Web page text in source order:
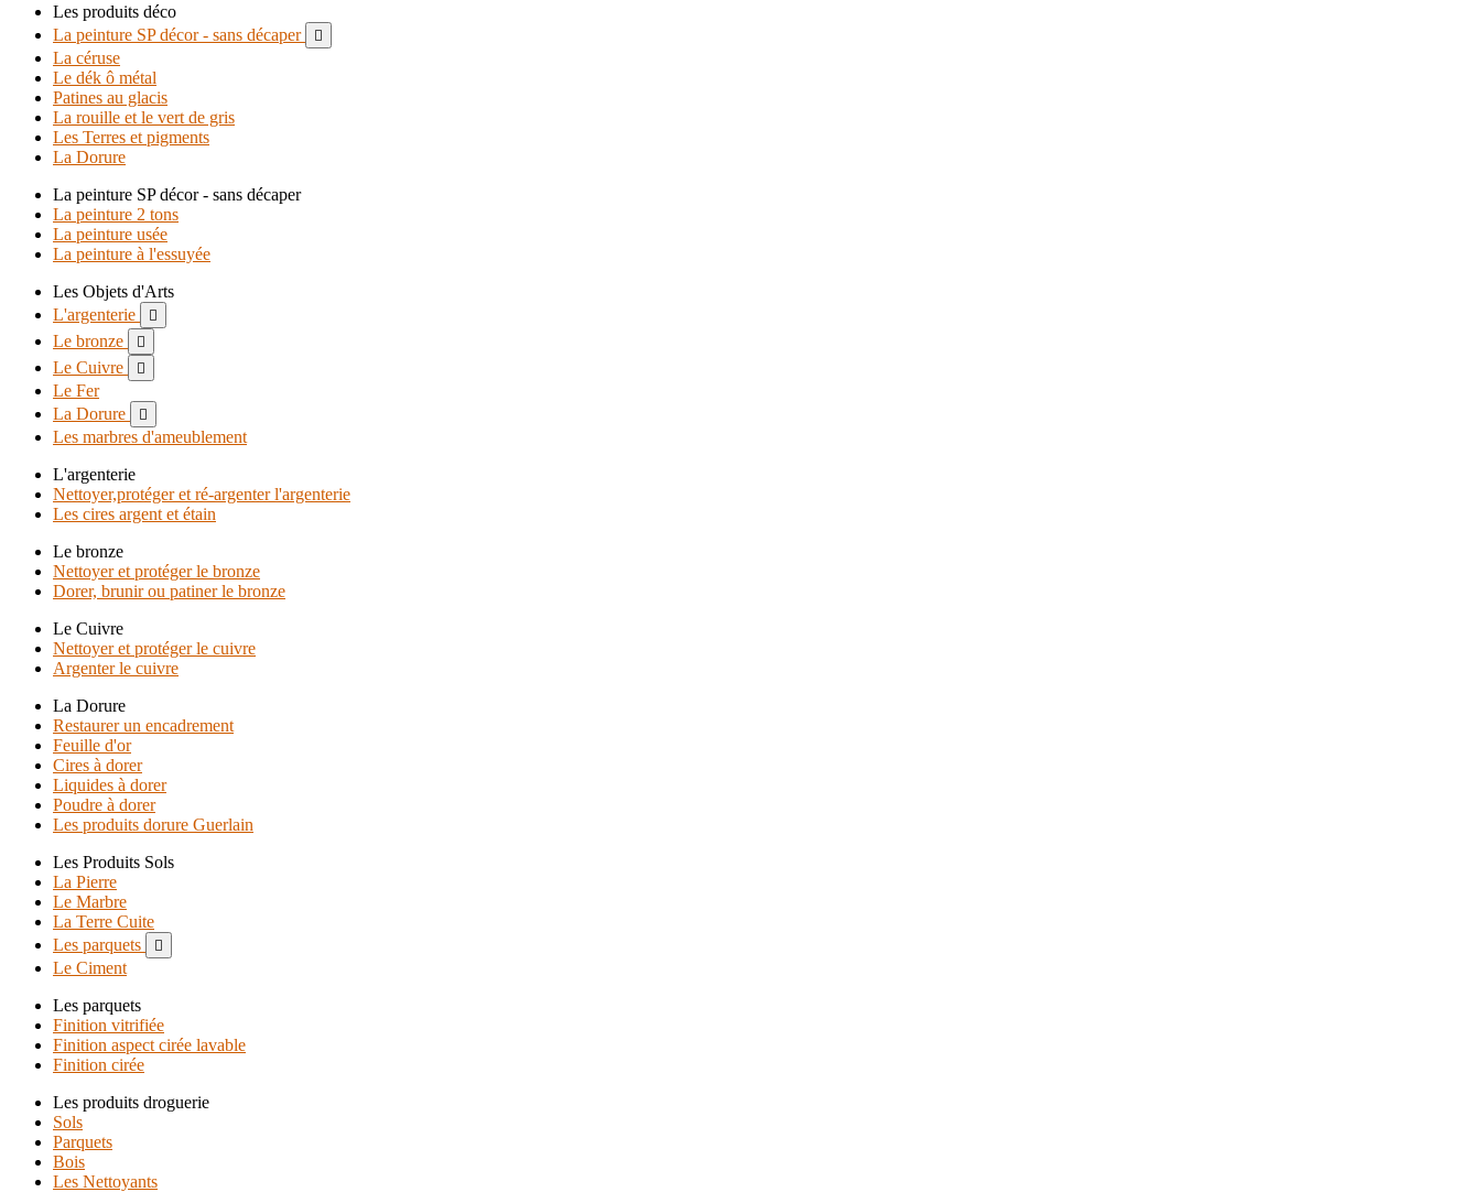
Les produits déco
La peinture SP décor - sans décaper

La céruse
Le dék ô métal
Patines au glacis
La rouille et le vert de gris
Les Terres et pigments
La Dorure
La peinture SP décor - sans décaper
La peinture 2 tons
La peinture usée
La peinture à l'essuyée
Les Objets d'Arts
L'argenterie

Le bronze 
Le Cuivre 
Le Fer
La Dorure

Les marbres d'ameublement
L'argenterie
Nettoyer,protéger et ré-argenter l'argenterie
Les cires argent et étain
Le bronze
Nettoyer et protéger le bronze
Dorer, brunir ou patiner le bronze
Le Cuivre
Nettoyer et protéger le cuivre
Argenter le cuivre
La Dorure
Restaurer un encadrement
Feuille d'or
Cires à dorer
Liquides à dorer
Poudre à dorer
Les produits dorure Guerlain
Les Produits Sols
La Pierre
Le Marbre
La Terre Cuite
Les parquets

Le Ciment
Les parquets
Finition vitrifiée
Finition aspect cirée lavable
Finition cirée
Les produits droguerie
Sols
Parquets
Bois
Les Nettoyants